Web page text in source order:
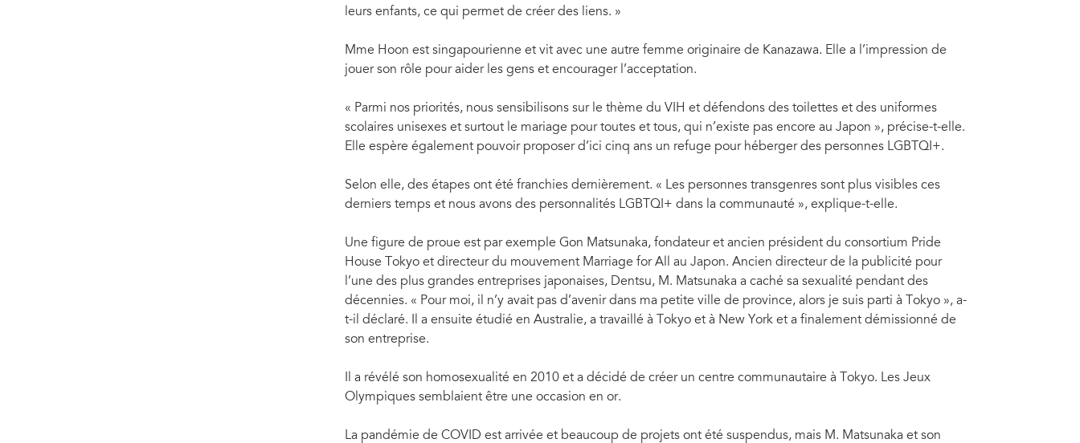
leurs enfants, ce qui permet de créer des liens. »
Mme Hoon est singapourienne et vit avec une autre femme originaire de Kanazawa. Elle a l’impression de
jouer son rôle pour aider les gens et encourager l’acceptation.
« Parmi nos priorités, nous sensibilisons sur le thème du VIH et défendons des toilettes et des uniformes
scolaires unisexes et surtout le mariage pour toutes et tous, qui n’existe pas encore au Japon », précise-t-elle.
Elle espère également pouvoir proposer d’ici cinq ans un refuge pour héberger des personnes LGBTQI+.
Selon elle, des étapes ont été franchies dernièrement. « Les personnes transgenres sont plus visibles ces
derniers temps et nous avons des personnalités LGBTQI+ dans la communauté », explique-t-elle.
Une figure de proue est par exemple Gon Matsunaka, fondateur et ancien président du consortium Pride
House Tokyo et directeur du mouvement Marriage for All au Japon. Ancien directeur de la publicité pour
l’une des plus grandes entreprises japonaises, Dentsu, M. Matsunaka a caché sa sexualité pendant des
décennies. « Pour moi, il n’y avait pas d’avenir dans ma petite ville de province, alors je suis parti à Tokyo », a-
t-il déclaré. Il a ensuite étudié en Australie, a travaillé à Tokyo et à New York et a finalement démissionné de
son entreprise.
Il a révélé son homosexualité en 2010 et a décidé de créer un centre communautaire à Tokyo. Les Jeux
Olympiques semblaient être une occasion en or.
La pandémie de COVID est arrivée et beaucoup de projets ont été suspendus, mais M. Matsunaka et son